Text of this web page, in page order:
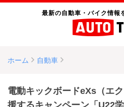
最新の自動車・バイク情報
ホーム 自動車
電動キックボードeXs（エ
援するキャンペーン「U22